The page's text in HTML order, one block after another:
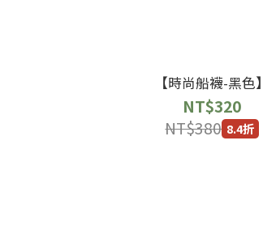
【時尚船襪-黑色】
NT$320
NT$380 8.4折